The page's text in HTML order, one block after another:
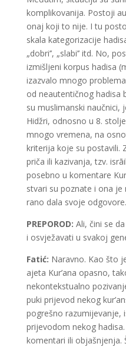
komplikovanija. Postoji
onaj koji to nije. I tu
skala kategorizacije
„dobri’’, „slabi’’ itd. No,
izmišljeni korpus hadisa
izazvalo mnogo
od neautentičnog hadisa
su muslimanski
Hidžri, odnosno u 8.
mnogo vremena, na
kriterija koje su postavili.
priča ili kazivanja, tzv.
posebno u komentare
stvari su poznate i ona
rano dala svoje odgovore.
PREPOROD: Ali, čini se
i osvježavati u svakoj
Fatić: Naravno. Kao što
ajeta Kur’ana opasno,
nekontekstualno
puki prijevod nekog
pogrešno razumijevanje,
prijevodom nekog
komentari ili objašnjenja.